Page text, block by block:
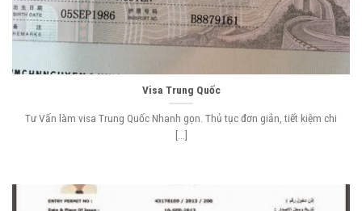
Visa Trung Quốc
Tư Vấn làm visa Trung Quốc Nhanh gọn. Thủ tục đơn giản, tiết kiệm chi
[...]